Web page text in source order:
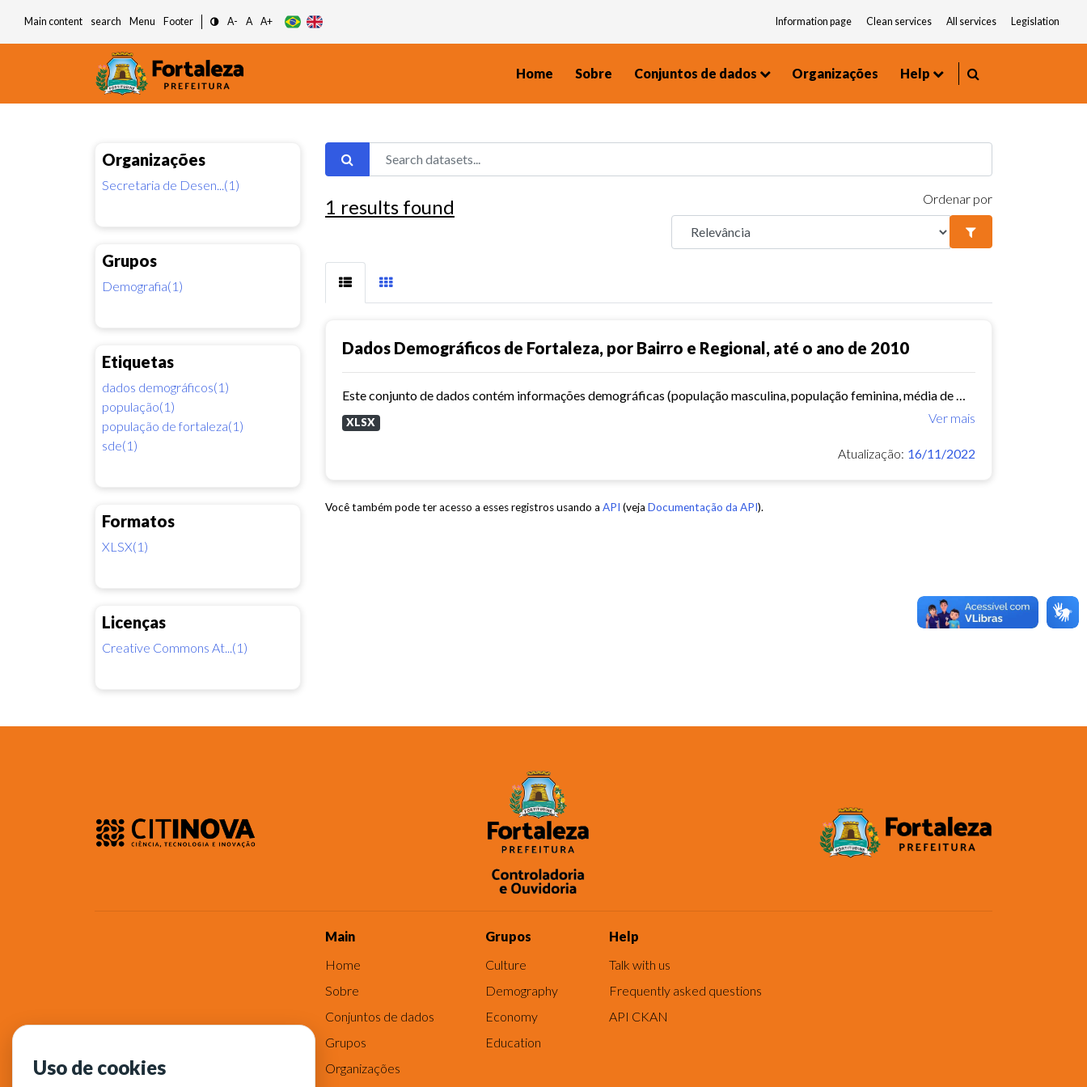
Main content search Menu Footer A- A A+ Information page Clean services All services Legislation
Home Sobre Conjuntos de dados Organizações Help
Organizações
Secretaria de Desen...(1)
Grupos
Demografia(1)
Etiquetas
dados demográficos(1)
população(1)
população de fortaleza(1)
sde(1)
Formatos
XLSX(1)
Licenças
Creative Commons At...(1)
1 results found Ordenar por
Dados Demográficos de Fortaleza, por Bairro e Regional, até o ano de 2010
Este conjunto de dados contém informações demográficas (população masculina, população feminina, média de moradores por domicílio, etc) para cada bairro e regional de Fortaleza...
Ver mais
XLSX
Atualização: 16/11/2022
Você também pode ter acesso a esses registros usando a API (veja Documentação da API).
Main
Home
Sobre
Conjuntos de dados
Grupos
Organizações
Grupos
Culture
Demography
Economy
Education
Help
Talk with us
Frequently asked questions
API CKAN
Uso de cookies